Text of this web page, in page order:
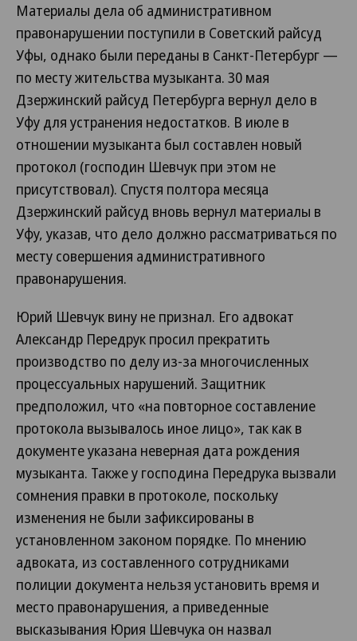
Материалы дела об административном
правонарушении поступили в Советский райсуд
Уфы, однако были переданы в Санкт-Петербург —
по месту жительства музыканта. 30 мая
Дзержинский райсуд Петербурга вернул дело в
Уфу для устранения недостатков. В июле в
отношении музыканта был составлен новый
протокол (господин Шевчук при этом не
присутствовал). Спустя полтора месяца
Дзержинский райсуд вновь вернул материалы в
Уфу, указав, что дело должно рассматриваться по
месту совершения административного
правонарушения.
Юрий Шевчук вину не признал. Его адвокат
Александр Передрук просил прекратить
производство по делу из-за многочисленных
процессуальных нарушений. Защитник
предположил, что «на повторное составление
протокола вызывалось иное лицо», так как в
документе указана неверная дата рождения
музыканта. Также у господина Передрука вызвали
сомнения правки в протоколе, поскольку
изменения не были зафиксированы в
установленном законом порядке. По мнению
адвоката, из составленного сотрудниками
полиции документа нельзя установить время и
место правонарушения, а приведенные
высказывания Юрия Шевчука он назвал